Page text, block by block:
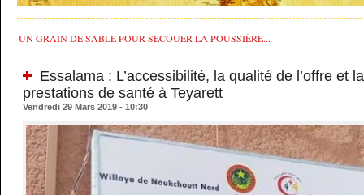
UN GRAIN DE SABLE POUR SECOUER LA POUSSIÈRE...
Essalama : L’accessibilité, la qualité de l’offre et
prestations de santé à Teyarett
Vendredi 29 Mars 2019 - 10:30